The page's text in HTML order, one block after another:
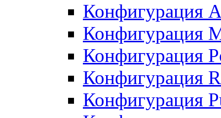
Конфигурация
Конфигурация
Конфигурация
Конфигурация
Конфигурация